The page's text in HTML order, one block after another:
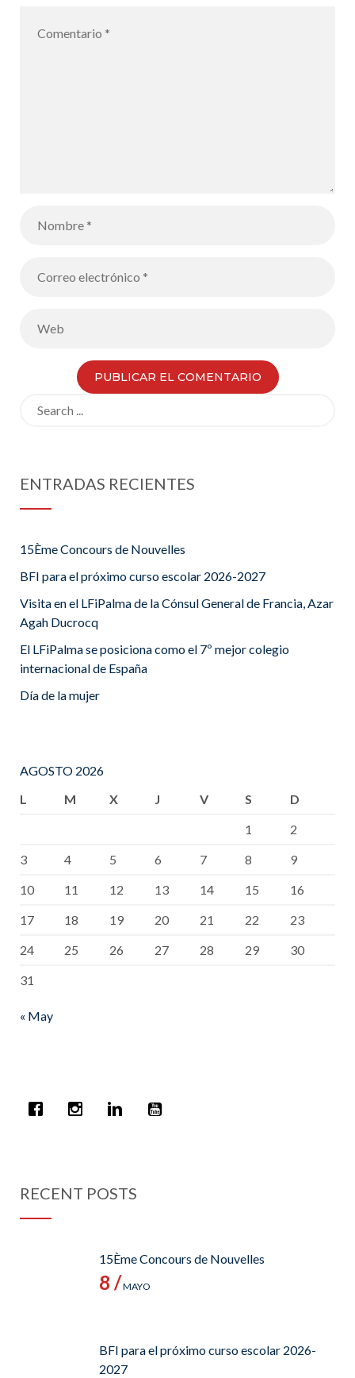
ENTRADAS RECIENTES
15Ème Concours de Nouvelles
BFI para el próximo curso escolar 2026-2027
Visita en el LFiPalma de la Cónsul General de Francia, Azar
Agah Ducrocq
El LFiPalma se posiciona como el 7º mejor colegio
internacional de España
Día de la mujer
AGOSTO 2026
L
M X J V S
D
1
2
3
4 5 6 7 8
9
10
11 12 13 14 15
16
17
18 19 20 21 22
23
24
25 26 27 28 29
30
31
« May
RECENT POSTS
15Ème Concours de Nouvelles
8 /MAYO
BFI para el próximo curso escolar 2026-
2027